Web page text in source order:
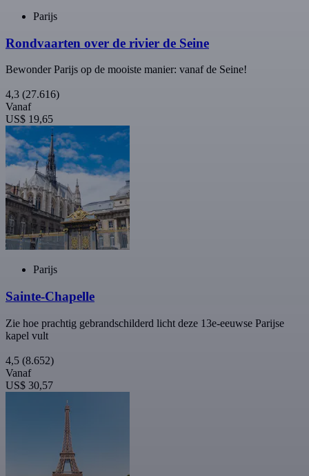
Parijs
Rondvaarten over de rivier de Seine
Bewonder Parijs op de mooiste manier: vanaf de Seine!
4,3 (27.616)
Vanaf
US$ 19,65
Parijs
Sainte-Chapelle
Zie hoe prachtig gebrandschilderd licht deze 13e-eeuwse Parijse
kapel vult
4,5 (8.652)
Vanaf
US$ 30,57